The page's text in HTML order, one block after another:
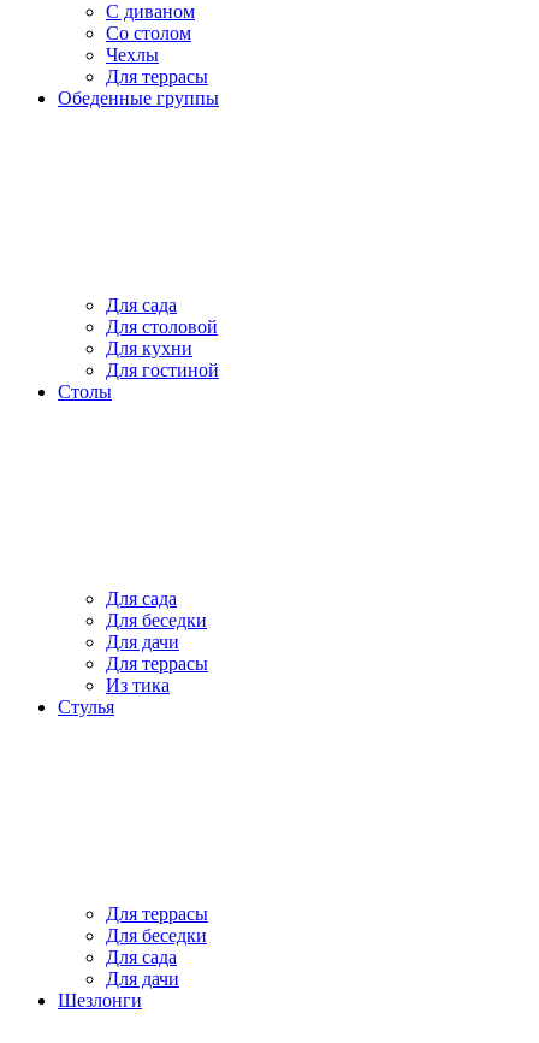
С диваном
Со столом
Чехлы
Для террасы
Обеденные группы
Для сада
Для столовой
Для кухни
Для гостиной
Столы
Для сада
Для беседки
Для дачи
Для террасы
Из тика
Стулья
Для террасы
Для беседки
Для сада
Для дачи
Шезлонги